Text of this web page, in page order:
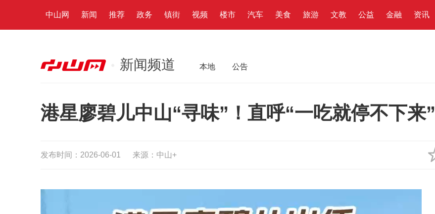
中山网 新闻 推荐 政务 镇街 视频 楼市 汽车 美食 旅游 文教 公益 金融 资讯
新闻频道 本地 公告
港星廖碧儿中山“寻味”！直呼“一吃就停不下来”
发布时间：2026-06-01 来源：中山+